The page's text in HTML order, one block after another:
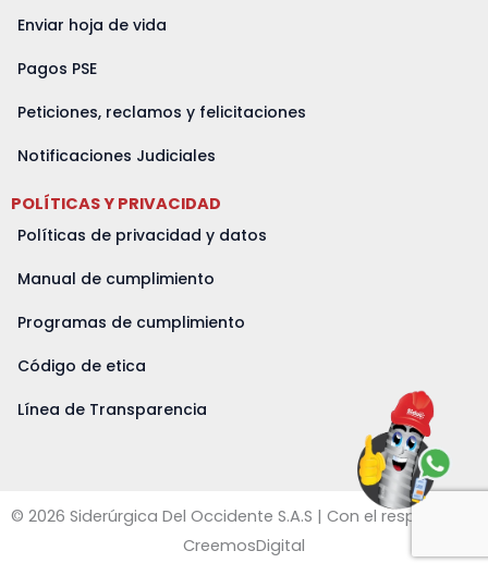
Enviar hoja de vida
Pagos PSE
Peticiones, reclamos y felicitaciones
Notificaciones Judiciales
POLÍTICAS Y PRIVACIDAD
Políticas de privacidad y datos
Manual de cumplimiento
Programas de cumplimiento
Código de etica
Línea de Transparencia
© 2026 Siderúrgica Del Occidente S.A.S | Con el respaldo de
CreemosDigital